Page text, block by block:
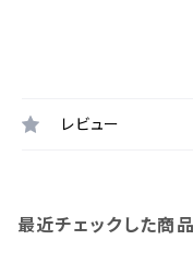
レビュー
最近チェックした商品